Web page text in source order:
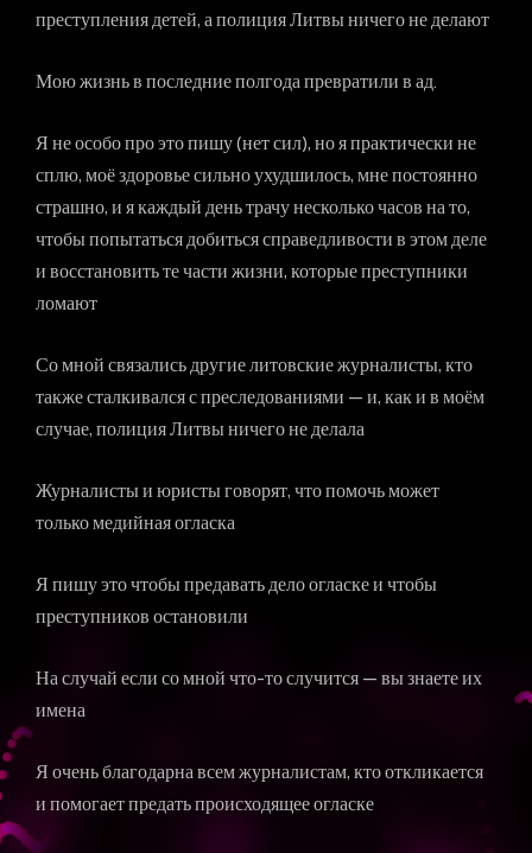
преступления детей, а полиция Литвы ничего не делают
Мою жизнь в последние полгода превратили в ад.
Я не особо про это пишу (нет сил), но я практически не
сплю, моё здоровье сильно ухудшилось, мне постоянно
страшно, и я каждый день трачу несколько часов на то,
чтобы попытаться добиться справедливости в этом деле
и восстановить те части жизни, которые преступники
ломают
Со мной связались другие литовские журналисты, кто
также сталкивался с преследованиями — и, как и в моём
случае, полиция Литвы ничего не делала
Журналисты и юристы говорят, что помочь может
только медийная огласка
Я пишу это чтобы предавать дело огласке и чтобы
преступников остановили
На случай если со мной что-то случится — вы знаете их
имена
Я очень благодарна всем журналистам, кто откликается
и помогает предать происходящее огласке